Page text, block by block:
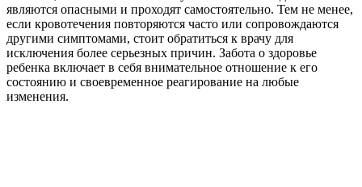
являются опасными и проходят самостоятельно. Тем не менее,
если кровотечения повторяются часто или сопровождаются
другими симптомами, стоит обратиться к врачу для
исключения более серьезных причин. Забота о здоровье
ребенка включает в себя внимательное отношение к его
состоянию и своевременное реагирование на любые
изменения.